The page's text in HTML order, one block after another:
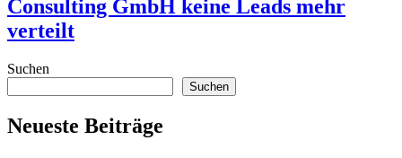
Consulting GmbH keine Leads mehr
verteilt
Suchen
Suchen
Neueste Beiträge